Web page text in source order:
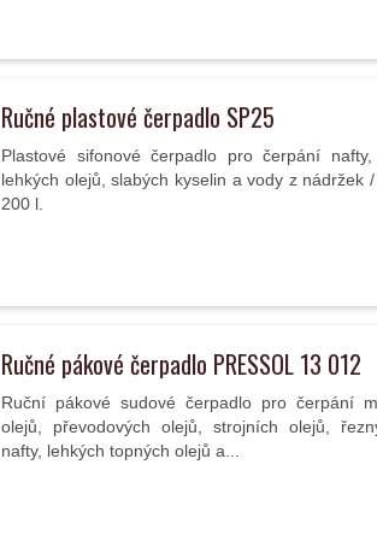
Ručné plastové čerpadlo SP25
Plastové sifonové čerpadlo pro čerpání nafty,
lehkých olejů, slabých kyselin a vody z nádržek
200 l.
Ručné pákové čerpadlo PRESSOL 13 012
Ruční pákové sudové čerpadlo pro čerpání
olejů, převodových olejů, strojních olejů,
nafty, lehkých topných olejů a...